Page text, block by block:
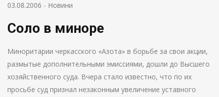
03.08.2006 - Новини
Соло в миноре
Миноритарии черкасского «Азота» в борьбе за свои акции,
размытые дополнительными эмиссиями, дошли до Высшего
хозяйственного суда. Вчера стало известно, что по их
просьбе суд признал незаконным увеличение уставного